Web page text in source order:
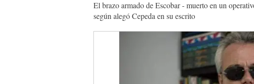
El brazo armado de Escobar - muerto en un
según alegó Cepeda en su escrito